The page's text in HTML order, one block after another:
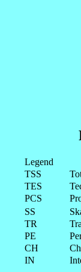
Legend
TSS
TES
PCS
SS
TR
PE
CH
IN